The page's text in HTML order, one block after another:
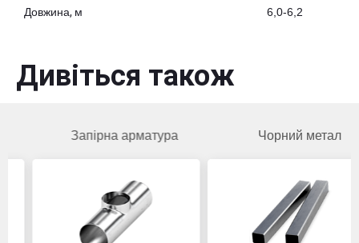
Довжина, м 6,0-6,2
Дивіться також
Запірна арматура Чорний метал